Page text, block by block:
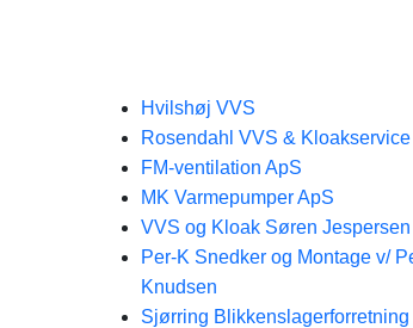
Hvilshøj VVS
Rosendahl VVS & Kloakservice
FM-ventilation ApS
MK Varmepumper ApS
VVS og Kloak Søren Jespersen
Per-K Snedker og Montage v/
Knudsen
Sjørring Blikkenslagerforretning